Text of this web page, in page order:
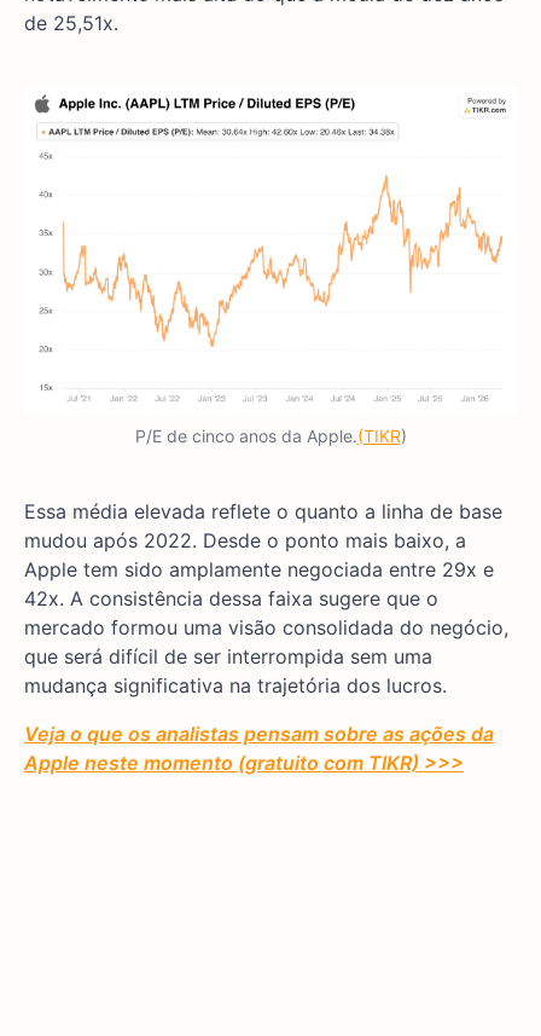
de 25,51x.
P/E de cinco anos da Apple.(TIKR)
Essa média elevada reflete o quanto a linha de base
mudou após 2022. Desde o ponto mais baixo, a
Apple tem sido amplamente negociada entre 29x e
42x. A consistência dessa faixa sugere que o
mercado formou uma visão consolidada do negócio,
que será difícil de ser interrompida sem uma
mudança significativa na trajetória dos lucros.
Veja o que os analistas pensam sobre as ações da
Apple neste momento (gratuito com TIKR) >>>